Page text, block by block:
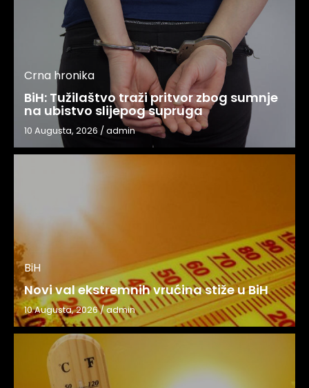
Crna hronika
BiH: Tužilaštvo traži pritvor zbog sumnje
na ubistvo slijepog supruga
10 Augusta, 2026 / admin
BiH
Novi val ekstremnih vrućina stiže u BiH
10 Augusta, 2026/admin